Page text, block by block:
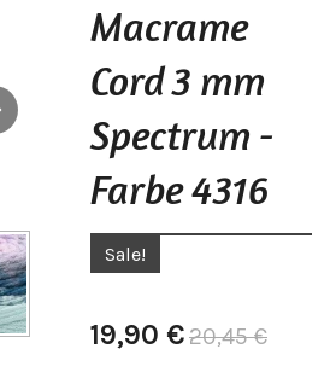
Macrame
Cord 3 mm
Spectrum -
Farbe 4316
Sale!
19,90 €20,45 €